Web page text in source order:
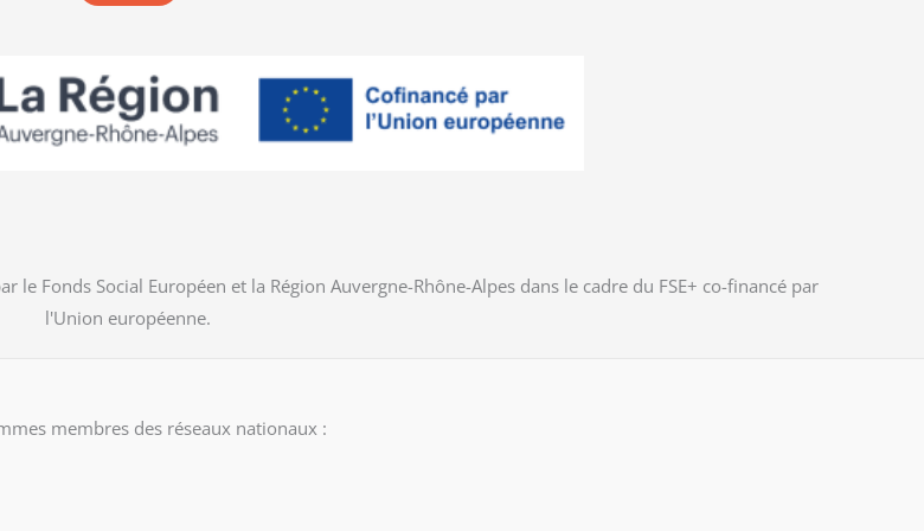
Fonds Social Européen et la Région Auvergne-Rhône-Alpes dans le cadre du FSE+ co-financé par
l'Union européenne.
membres des réseaux nationaux :